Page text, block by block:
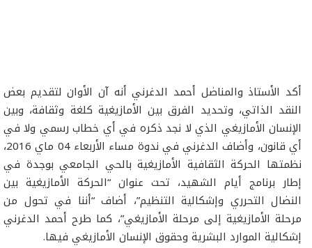
أكد الأستاذ والمناضل أحمد الدغرني أنه آن الأوان لتقديم بعض
النقد الذاتي، وتحديد الفرق بين الأمازيغية كلغة وثقافة، وبين
الإنسان الأمازيغي الذي لا نجد ذكره في أي خطاب رسمي ولا في
أي قانون، وأضاف الدغرني في ندوة مساء الأربعاء 04 ماي 2016،
نظمتها الحركة الثقافية الأمازيغية بالحي الجامعي بوجدة في
إطار برنامج أيام الشهيد، تحت عنوان “الحركة الأمازيغية بين
النضال التحرري وإشكالية التنظيم”، أضاف “أننا في تحول من
مرحلة الأمازيغية إلى مرحلة الأمازيغي”، كما طرح أحمد الدغرني
إشكالية الموارد البشرية وحقوق الإنسان الأمازيغي فيها.